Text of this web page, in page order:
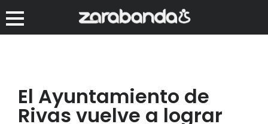
El Ayuntamiento de
Rivas vuelve a lograr